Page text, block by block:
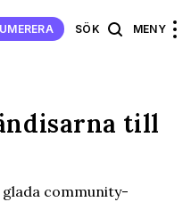
SÖK MENY
till
community-